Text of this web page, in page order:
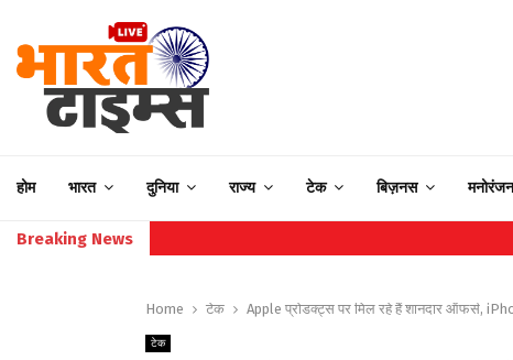
होम भारत दुनिया राज्य टेक बिज़नस मनोरंजन
Breaking News
Home टेक Apple प्रोडक्ट्स पर मिल रहे हैं शानदार ऑफर्स,
टेक